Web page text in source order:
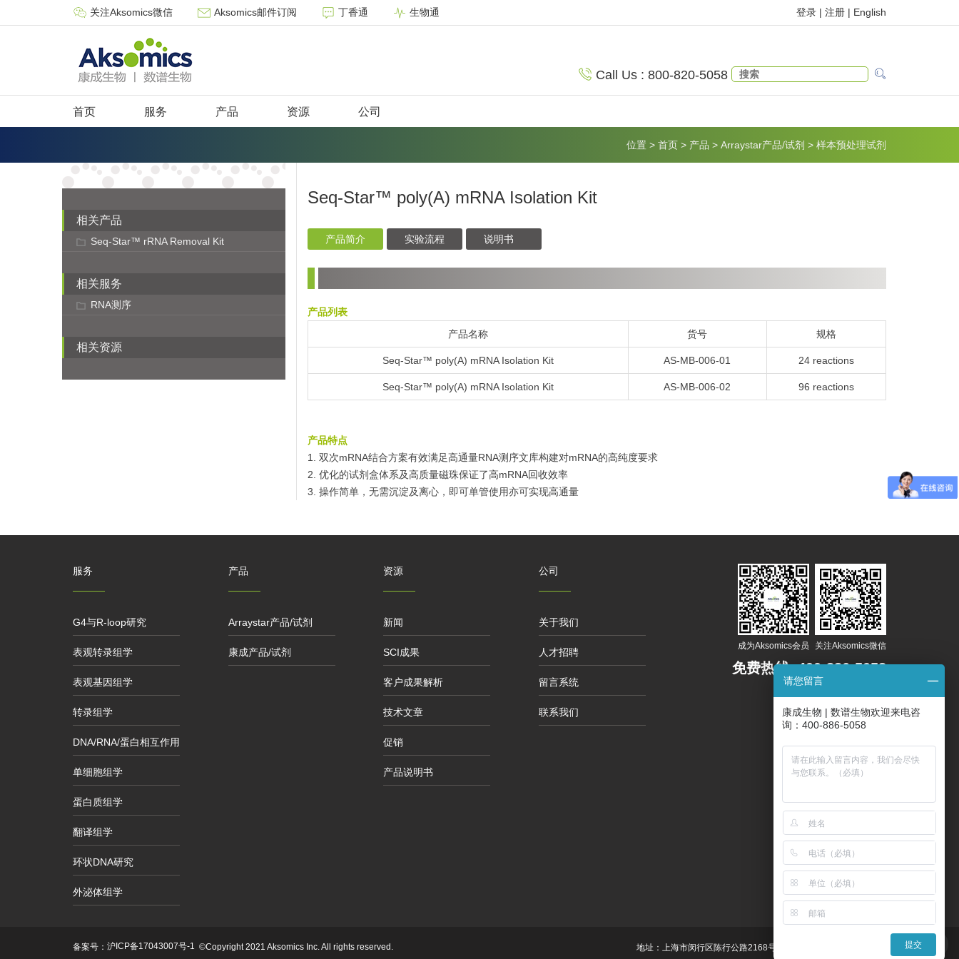
关注Aksomics微信 Aksomics邮件订阅 丁香通 生物通 登录 | 注册 | English
Call Us : 800-820-5058
首页 服务 产品 资源 公司
位置 > 首页 > 产品 > Arraystar产品/试剂 > 样本预处理试剂
相关产品
Seq-Star™ rRNA Removal Kit
相关服务
RNA测序
相关资源
Seq-Star™ poly(A) mRNA Isolation Kit
产品简介 实验流程 说明书
产品列表
产品名称
货号 规格
Seq-Star™ poly(A) mRNA Isolation Kit AS-MB-006-01 24 reactions
Seq-Star™ poly(A) mRNA Isolation Kit AS-MB-006-02 96 reactions
产品特点
1. 双次mRNA结合方案有效满足高通量RNA测序文库构建对mRNA的高纯度要求
2. 优化的试剂盒体系及高质量磁珠保证了高mRNA回收效率
3. 操作简单，无需沉淀及离心，即可单管使用亦可实现高通量
服务
G4与R-loop研究
表观转录组学
表观基因组学
转录组学
DNA/RNA/蛋白相互作用
单细胞组学
蛋白质组学
翻译组学
环状DNA研究
外泌体组学
产品
Arraystar产品/试剂
康成产品/试剂
资源
新闻
SCI成果
客户成果解析
技术文章
促销
产品说明书
公司
关于我们
人才招聘
留言系统
联系我们
成为Aksomics会员 关注Aksomics微信
免费热线: 400-886-5058
800-820-5058
备案号： 沪ICP备17043007号-1 ©Copyright 2021 Aksomics Inc. All rights reserved. 地址：上海市闵行区陈行公路2168号10C栋4楼
请您留言
康成生物 | 数谱生物欢迎来电咨
询：400-886-5058
提交